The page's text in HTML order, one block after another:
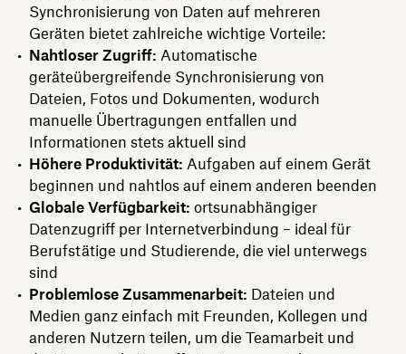
Synchronisierung von Daten auf mehreren
Geräten bietet zahlreiche wichtige Vorteile:
Nahtloser Zugriff: Automatische
geräteübergreifende Synchronisierung von
Dateien, Fotos und Dokumenten, wodurch
manuelle Übertragungen entfallen und
Informationen stets aktuell sind
Höhere Produktivität: Aufgaben auf einem Gerät
beginnen und nahtlos auf einem anderen beenden
Globale Verfügbarkeit: ortsunabhängiger
Datenzugriff per Internetverbindung – ideal für
Berufstätige und Studierende, die viel unterwegs
sind
Problemlose Zusammenarbeit: Dateien und
Medien ganz einfach mit Freunden, Kollegen und
anderen Nutzern teilen, um die Teamarbeit und